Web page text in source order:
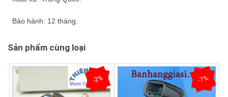
Bảo hành: 12 tháng.
Sản phẩm cùng loại
-2% -7%